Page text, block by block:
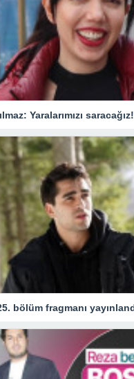
Yaralarımızı saracağız!